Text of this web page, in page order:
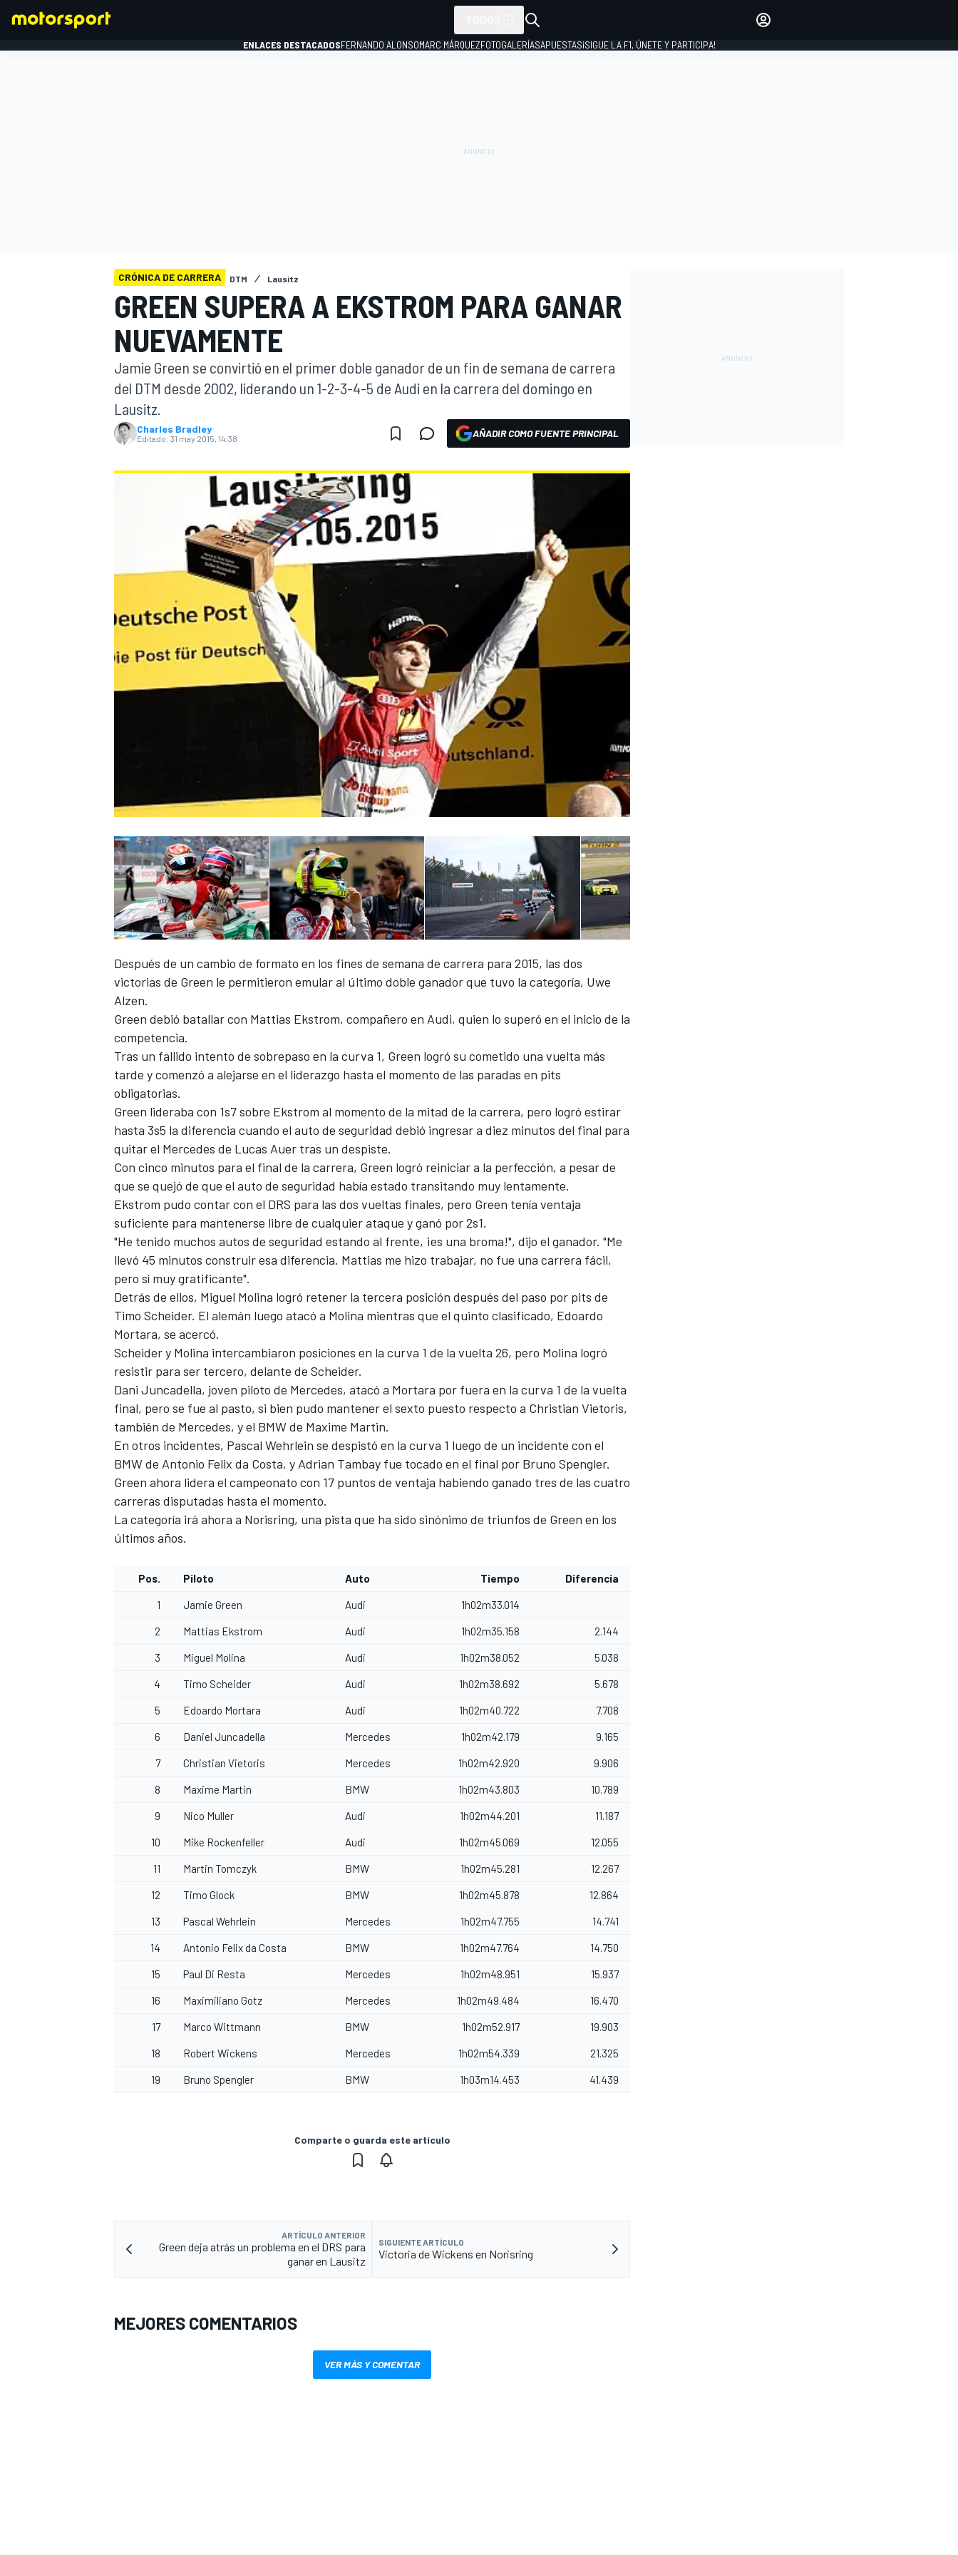
WEC FÓRMULA E
MÁS CATEGORÍAS
ENLACES DESTACADOSFERNANDO ALONSOMARC MÁRQUEZFOTOGALERÍASAPUESTAS¡SIGUE LA F1, ÚNETE Y PARTICIPA!
CRÓNICA DE CARRERA DTM Lausitz
GREEN SUPERA A EKSTROM PARA GANAR
NUEVAMENTE
Jamie Green se convirtió en el primer doble ganador de un fin de semana de carrera
del DTM desde 2002, liderando un 1-2-3-4-5 de Audi en la carrera del domingo en
Lausitz.
Charles Bradley
Editado: 31 may 2015, 14:38 AÑADIR COMO FUENTE PRINCIPAL
Después de un cambio de formato en los fines de semana de carrera para 2015, las dos
victorias de Green le permitieron emular al último doble ganador que tuvo la categoría, Uwe
Alzen.
Green debió batallar con Mattias Ekstrom, compañero en Audi, quien lo superó en el inicio de la
competencia.
Tras un fallido intento de sobrepaso en la curva 1, Green logró su cometido una vuelta más
tarde y comenzó a alejarse en el liderazgo hasta el momento de las paradas en pits
obligatorias.
Green lideraba con 1s7 sobre Ekstrom al momento de la mitad de la carrera, pero logró estirar
hasta 3s5 la diferencia cuando el auto de seguridad debió ingresar a diez minutos del final para
quitar el Mercedes de Lucas Auer tras un despiste.
Con cinco minutos para el final de la carrera, Green logró reiniciar a la perfección, a pesar de
que se quejó de que el auto de seguridad había estado transitando muy lentamente.
Ekstrom pudo contar con el DRS para las dos vueltas finales, pero Green tenía ventaja
suficiente para mantenerse libre de cualquier ataque y ganó por 2s1.
"He tenido muchos autos de seguridad estando al frente, ¡es una broma!", dijo el ganador. "Me
llevó 45 minutos construir esa diferencia. Mattias me hizo trabajar, no fue una carrera fácil,
pero sí muy gratificante".
Detrás de ellos, Miguel Molina logró retener la tercera posición después del paso por pits de
Timo Scheider. El alemán luego atacó a Molina mientras que el quinto clasificado, Edoardo
Mortara, se acercó.
Scheider y Molina intercambiaron posiciones en la curva 1 de la vuelta 26, pero Molina logró
resistir para ser tercero, delante de Scheider.
Dani Juncadella, joven piloto de Mercedes, atacó a Mortara por fuera en la curva 1 de la vuelta
final, pero se fue al pasto, si bien pudo mantener el sexto puesto respecto a Christian Vietoris,
también de Mercedes, y el BMW de Maxime Martin.
En otros incidentes, Pascal Wehrlein se despistó en la curva 1 luego de un incidente con el
BMW de Antonio Felix da Costa, y Adrian Tambay fue tocado en el final por Bruno Spengler.
Green ahora lidera el campeonato con 17 puntos de ventaja habiendo ganado tres de las cuatro
carreras disputadas hasta el momento.
La categoría irá ahora a Norisring, una pista que ha sido sinónimo de triunfos de Green en los
últimos años.
Pos. Piloto Auto Tiempo Diferencia
1 Jamie Green Audi 1h02m33.014
2 Mattias Ekstrom Audi 1h02m35.158 2.144
3 Miguel Molina Audi 1h02m38.052 5.038
4 Timo Scheider Audi 1h02m38.692 5.678
5 Edoardo Mortara Audi 1h02m40.722 7.708
6 Daniel Juncadella Mercedes 1h02m42.179 9.165
7 Christian Vietoris Mercedes 1h02m42.920 9.906
8 Maxime Martin BMW 1h02m43.803 10.789
9 Nico Muller Audi 1h02m44.201 11.187
10 Mike Rockenfeller Audi 1h02m45.069 12.055
11 Martin Tomczyk BMW 1h02m45.281 12.267
12 Timo Glock BMW 1h02m45.878 12.864
13 Pascal Wehrlein Mercedes 1h02m47.755 14.741
14 Antonio Felix da Costa BMW 1h02m47.764 14.750
15 Paul Di Resta Mercedes 1h02m48.951 15.937
16 Maximiliano Gotz Mercedes 1h02m49.484 16.470
17 Marco Wittmann BMW 1h02m52.917 19.903
18 Robert Wickens Mercedes 1h02m54.339 21.325
19 Bruno Spengler BMW 1h03m14.453 41.439
Comparte o guarda este artículo
ARTÍCULO ANTERIOR
Green deja atrás un problema en el DRS para
ganar en Lausitz
SIGUIENTE ARTÍCULO
Victoria de Wickens en Norisring
MEJORES COMENTARIOS
VER MÁS Y COMENTAR